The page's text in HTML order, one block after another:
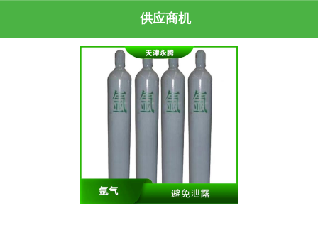
供应商机